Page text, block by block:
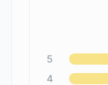
5
4